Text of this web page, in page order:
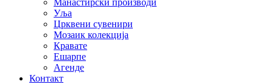
Манастирски производи
Уља
Црквени сувенири
Мозаик колекција
Кравате
Ешарпе
Агенде
Контакт